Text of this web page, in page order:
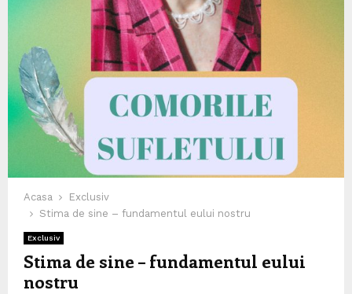
Acasa
Exclusiv
Stima de sine – fundamentul eului nostru
Exclusiv
Stima de sine – fundamentul eului
nostru